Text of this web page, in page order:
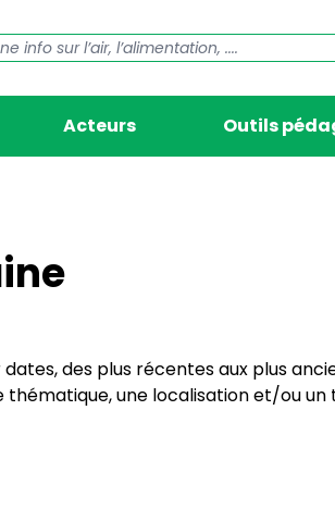
Acteurs Outils
des plus récentes aux plus
une localisation et/ou